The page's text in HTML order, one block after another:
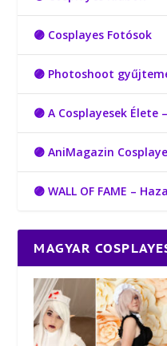
🟣 Cosplayes Fotósok
🟣 Photoshoot
🟣 A Cosplayesek Élete
🟣 AniMagazin
🟣 WALL OF FAME –
MAGYAR